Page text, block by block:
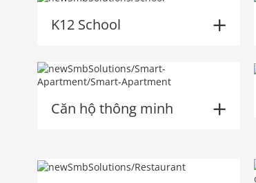
K12 School
Căn hộ thông minh